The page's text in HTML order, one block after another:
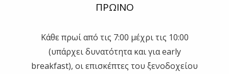
ΠΡΩΙΝΟ
Κάθε πρωί από τις 7:00 μέχρι τις 10:00
(υπάρχει δυνατότητα και για early
breakfast), οι επισκέπτες του ξενοδοχείου